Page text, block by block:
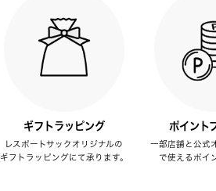
ギフトラッピング
レスポートサックオリジナルの
ギフトラッピングにて承ります。
ポイント
一部店舗と公式
で使えるポイ